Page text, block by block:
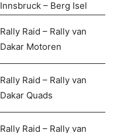
Innsbruck – Berg Isel
Rally Raid – Rally van
Dakar Motoren
Rally Raid – Rally van
Dakar Quads
Rally Raid – Rally van